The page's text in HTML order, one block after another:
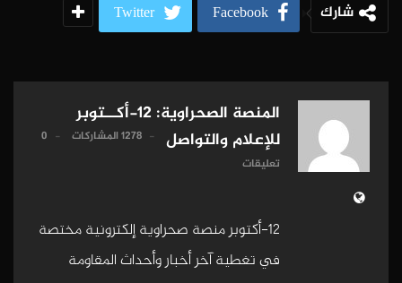
شارك Facebook
Twitter
المنصة الصحراوية: 12-أكــتوبر
للإعلام والتواصل
1278 المشاركات
0
تعليقات
12-أكتوبر منصة صحراوية إلكترونية مختصة
في تغطية آخر أخبار وأحداث المقاومة